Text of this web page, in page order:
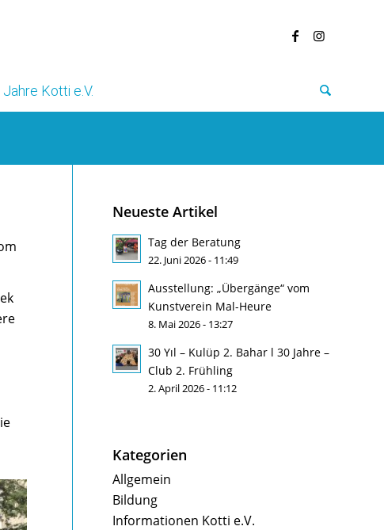
Jahre Kotti e.V.
Neueste Artikel
Tag der Beratung
22. Juni 2026 - 11:49
Ausstellung: „Übergänge“ vom
Kunstverein Mal-Heure
8. Mai 2026 - 13:27
30 Yıl – Kulüp 2. Bahar l 30 Jahre –
Club 2. Frühling
2. April 2026 - 11:12
Kategorien
Allgemein
Bildung
Informationen Kotti e.V.